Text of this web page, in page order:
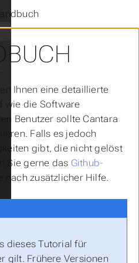
Ihnen eine detaillierte
wie die Software
Benutzer sollte Cantara
Falls es jedoch
gibt, die nicht gelöst
Sie gerne das Github-
nach zusätzlicher Hilfe.
dieses Tutorial für
gilt. Frühere Versionen